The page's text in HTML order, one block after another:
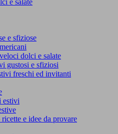
e salate
e sfiziose
dolci e salate
gustosi e sfiziosi
freschi ed invitanti
estivi
e idee da provare